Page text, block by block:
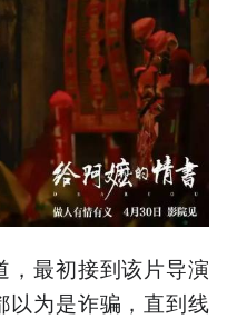
，最初接到该片导演
以为是诈骗，直到线